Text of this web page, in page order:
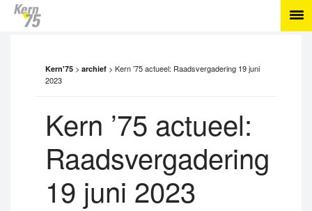
Kern'75 > archief > Kern ’75 actueel: Raadsvergadering 19 juni
2023
Kern ’75 actueel:
Raadsvergadering
19 juni 2023